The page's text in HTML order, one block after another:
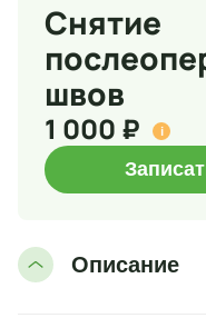
Снятие
швов
1 000 ₽ i
Описание